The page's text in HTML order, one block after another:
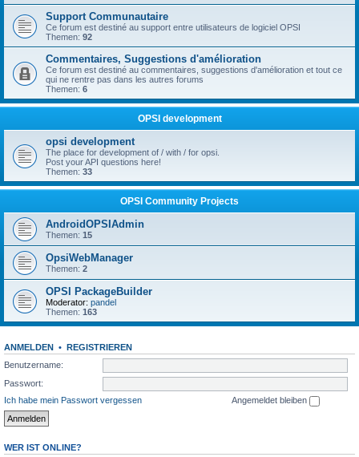
Support Communautaire
Ce forum est destiné au support entre utilisateurs de logiciel OPSI
Themen: 92
Commentaires, Suggestions d'amélioration
Ce forum est destiné au commentaires, suggestions d'amélioration et tout ce
qui ne rentre pas dans les autres forums
Themen: 6
OPSI development
opsi development
The place for development of / with / for opsi.
Post your API questions here!
Themen: 33
OPSI Community Projects
AndroidOPSIAdmin
Themen: 15
OpsiWebManager
Themen: 2
OPSI PackageBuilder
Moderator: pandel
Themen: 163
ANMELDEN • REGISTRIEREN
Benutzername:
Passwort:
Ich habe mein Passwort vergessen
Angemeldet bleiben
WER IST ONLINE?